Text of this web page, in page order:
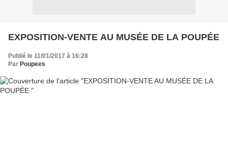
EXPOSITION-VENTE AU MUSÉE DE LA POUPÉE
Publié le 11/01/2017 à 16:28
Par Poupees